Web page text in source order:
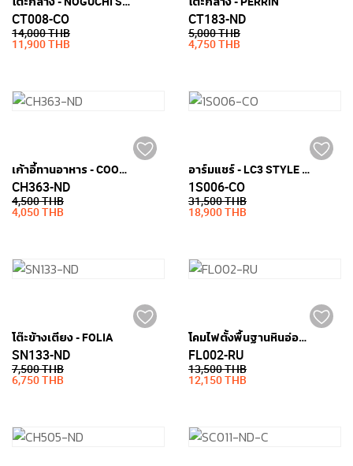
CT008-CO
14,000 THB
11,900 THB
CT183-ND
5,000 THB
4,750 THB
เก้าอี้ทานอาหาร - COOPER
CH363-ND
4,500 THB
4,050 THB
อาร์มแชร์ - LC3 STYLE (หนัง PU)
1S006-CO
31,500 THB
18,900 THB
โต๊ะข้างเตียง - FOLIA
SN133-ND
7,500 THB
6,750 THB
โคมไฟตั้งพื้นฐานหินอ่อน - ARC
FL002-RU
13,500 THB
12,150 THB